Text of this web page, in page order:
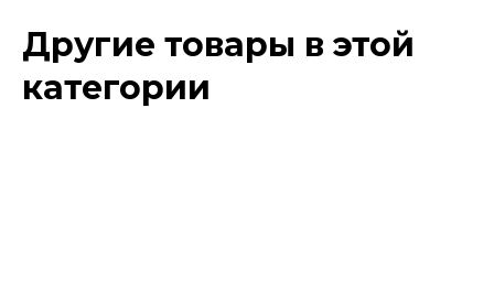
Другие товары в этой
категории